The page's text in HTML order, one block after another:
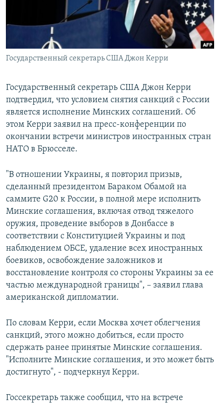
Государственный секретарь США Джон Керри
Государственный секретарь США Джон Керри
подтвердил, что условием снятия санкций с России
является исполнение Минских соглашений. Об
этом Керри заявил на пресс-конференции по
окончании встречи министров иностранных стран
НАТО в Брюсселе.
"В отношении Украины, я повторил призыв,
сделанный президентом Бараком Обамой на
саммите G20 к России, в полной мере исполнить
Минские соглашения, включая отвод тяжелого
оружия, проведение выборов в Донбассе в
соответствии с Конституцией Украины и под
наблюдением ОБСЕ, удаление всех иностранных
боевиков, освобождение заложников и
восстановление контроля со стороны Украины за ее
частью международной границы", – заявил глава
американской дипломатии.
По словам Керри, если Москва хочет облегчения
санкций, этого можно добиться, если просто
сдержать ранее принятые Минские соглашения.
"Исполните Минские соглашения, и это может быть
достигнуто", - подчеркнул Керри.
Госсекретарь также сообщил, что на встрече